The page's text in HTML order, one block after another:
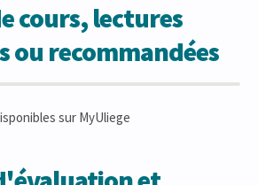
cours, lectures
ou recommandées
sur MyUliege